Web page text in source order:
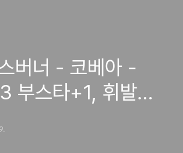
버너 - 코베아 -
부스타+1, 휘발유